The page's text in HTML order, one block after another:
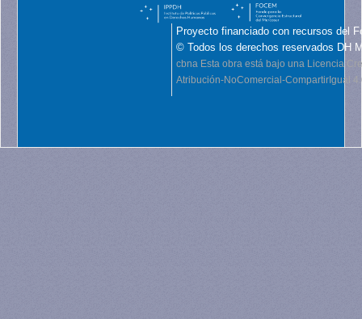
Proyecto financiado con recursos del
© Todos los derechos reservados DH
cbna Esta obra está bajo una Licencia
Atribución-NoComercial-CompartirIgual